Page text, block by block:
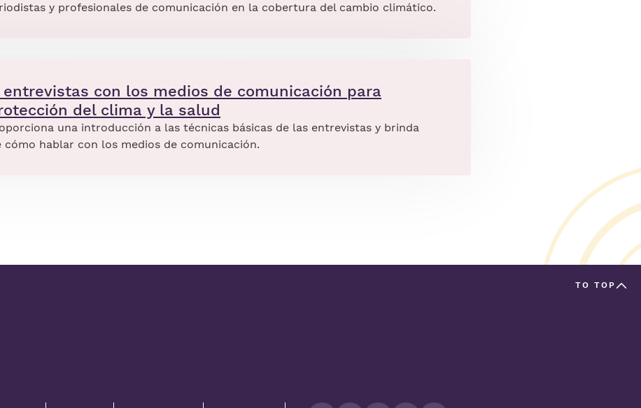
y profesionales de comunicación en la cobertura del cambio climático.
con los medios de comunicación para
del clima y la salud
una introducción a las técnicas básicas de las entrevistas y brinda
cómo hablar con los medios de comunicación.
TO TOP